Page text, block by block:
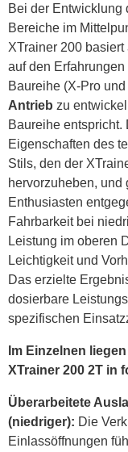
Bei der Entwicklung
Bereiche im
XTrainer 200
auf den
Baureihe (X-Pro
Antrieb zu
Baureihe entspricht.
Eigenschaften des
Stils, den der
hervorzuheben, und
Enthusiasten
Fahrbarkeit bei
Leistung im oberen
Leichtigkeit und
Das erzielte
dosierbare
spezifischen
Im Einzelnen
XTrainer 200 2T in
Überarbeitete
(niedriger): Die
Einlassöffnungen